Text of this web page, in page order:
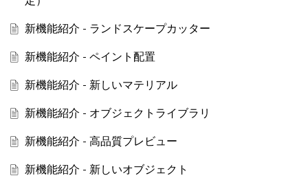
新機能紹介 - ランドスケープカッター
新機能紹介 - ペイント配置
新機能紹介 - 新しいマテリアル
新機能紹介 - オブジェクトライブラリ
新機能紹介 - 高品質プレビュー
新機能紹介 - 新しいオブジェクト